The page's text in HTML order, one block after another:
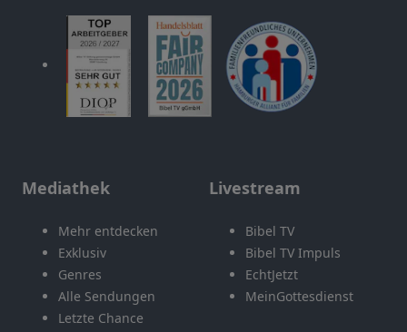
Mediathek
Mehr entdecken
Exklusiv
Genres
Alle Sendungen
Letzte Chance
Livestream
Bibel TV
Bibel TV Impuls
EchtJetzt
MeinGottesdienst